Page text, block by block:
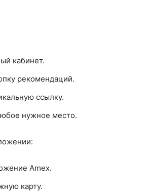
кабинет.
рекомендаций.
ссылку.
нужное место.
Amex.
карту.